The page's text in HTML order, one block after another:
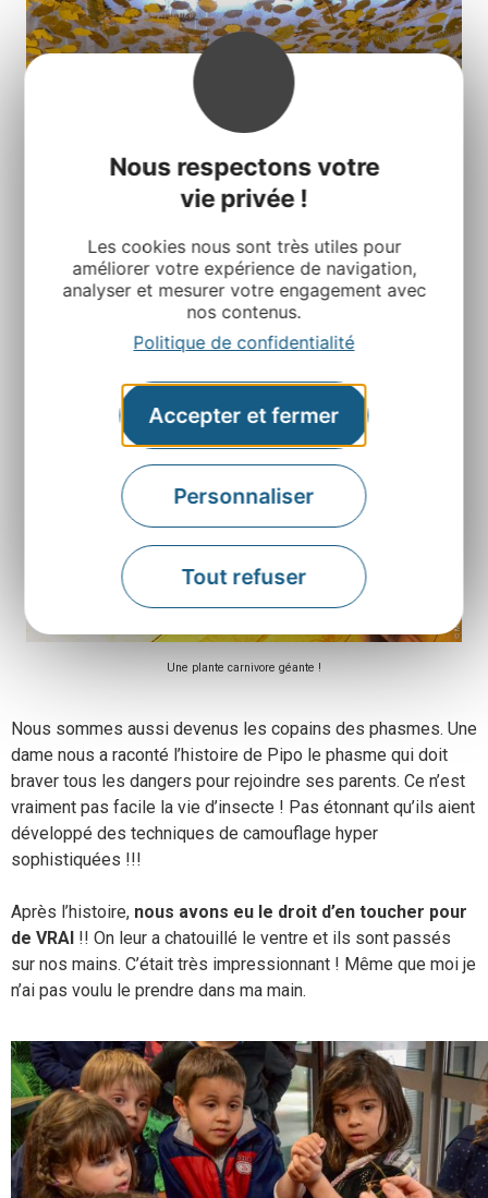
Nous respectons votre
vie privée !
Les cookies nous sont très utiles pour
améliorer votre expérience de navigation,
analyser et mesurer votre engagement avec
nos contenus.
Politique de confidentialité
Accepter et fermer
Personnaliser
Tout refuser
Une plante carnivore géante !
Nous sommes aussi devenus les copains des phasmes. Une
dame nous a raconté l’histoire de Pipo le phasme qui doit
braver tous les dangers pour rejoindre ses parents. Ce n’est
vraiment pas facile la vie d’insecte ! Pas étonnant qu’ils aient
développé des techniques de camouflage hyper
sophistiquées !!!
Après l’histoire, nous avons eu le droit d’en toucher pour
de VRAI !! On leur a chatouillé le ventre et ils sont passés
sur nos mains. C’était très impressionnant ! Même que moi je
n’ai pas voulu le prendre dans ma main.